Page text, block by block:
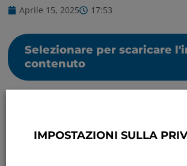
Aprile 15, 2025 17:53
Selezionare per scaricare
contenuto
IMPOSTAZIONI SULLA